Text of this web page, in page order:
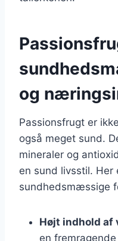
og
Passionsfrugt er
også meget sund.
mineraler og
en sund livsstil. Her
sundhedsmæssige
Højt indhold af
en